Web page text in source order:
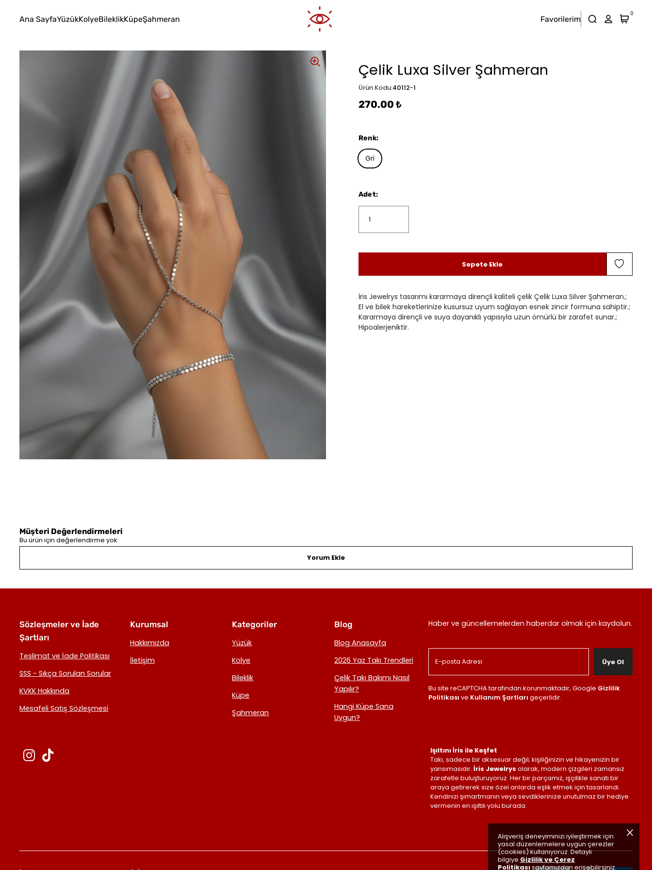
Ana SayfaYüzükKolyeBileklikKüpeŞahmeran Favorilerim
0
Alışveriş deneyiminizi iyileştirmek için
yasal düzenlemelere uygun çerezler
(cookies) kullanıyoruz. Detaylı
bilgiye Gizlilik ve Çerez
Politikasısayfamızdan erişebilirsiniz.
Çelik Luxa Silver Şahmeran
Ürün Kodu:40112-1
270.00 ₺
İris Jewelrys tasarımı kararmaya dirençli kaliteli çelik Çelik Luxa Silver Şahmeran.;
El ve bilek hareketlerinize kusursuz uyum sağlayan esnek zincir formuna sahiptir.;
Kararmaya dirençli ve suya dayanıklı yapısıyla uzun ömürlü bir zarafet sunar.;
Hipoalerjeniktir.
Renk:
Gri
Adet:
Sepete Ekle
Müşteri Değerlendirmeleri
Bu ürün için değerlendirme yok
Yorum Ekle
Sözleşmeler ve İade
Şartları
Teslimat ve İade Politikası
SSS - Sıkça Sorulan Sorular
KVKK Hakkında
Mesafeli Satış Sözleşmesi
Kurumsal
Hakkımızda
İletişim
Kategoriler
Yüzük
Kolye
Bileklik
Küpe
Şahmeran
Blog
Blog Anasayfa
2026 Yaz Takı Trendleri
Çelik Takı Bakımı Nasıl
Yapılır?
Hangi Küpe Sana
Uygun?
Haber ve güncellemelerden haberdar olmak için kaydolun.
Üye Ol
Bu site reCAPTCHA tarafından korunmaktadır, Google Gizlilik
Politikası ve Kullanım Şartları geçerlidir.
Işıltını İris ile Keşfet
Takı, sadece bir aksesuar değil; kişiliğinizin ve hikayenizin bir
yansımasıdır. İris Jewelrys olarak, modern çizgileri zamansız
zarafetle buluşturuyoruz. Her bir parçamız, işçilikle sanatı bir
araya getirerek size özel anlarda eşlik etmek için tasarlandı.
Kendinizi şımartmanın veya sevdiklerinize unutulmaz bir hediye
vermenin en ışıltılı yolu burada.